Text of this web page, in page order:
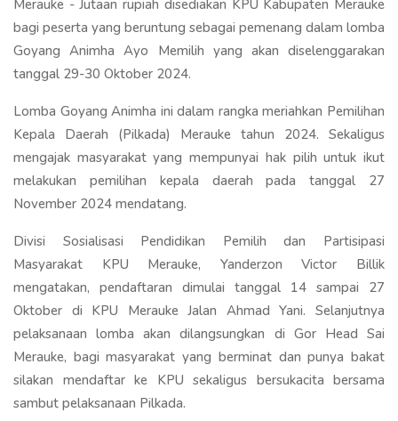
Merauke - Jutaan rupiah disediakan KPU Kabupaten Merauke
bagi peserta yang beruntung sebagai pemenang dalam lomba
Goyang Animha Ayo Memilih yang akan diselenggarakan
tanggal 29-30 Oktober 2024.
Lomba Goyang Animha ini dalam rangka meriahkan Pemilihan
Kepala Daerah (Pilkada) Merauke tahun 2024. Sekaligus
mengajak masyarakat yang mempunyai hak pilih untuk ikut
melakukan pemilihan kepala daerah pada tanggal 27
November 2024 mendatang.
Divisi Sosialisasi Pendidikan Pemilih dan Partisipasi
Masyarakat KPU Merauke, Yanderzon Victor Billik
mengatakan, pendaftaran dimulai tanggal 14 sampai 27
Oktober di KPU Merauke Jalan Ahmad Yani. Selanjutnya
pelaksanaan lomba akan dilangsungkan di Gor Head Sai
Merauke, bagi masyarakat yang berminat dan punya bakat
silakan mendaftar ke KPU sekaligus bersukacita bersama
sambut pelaksanaan Pilkada.